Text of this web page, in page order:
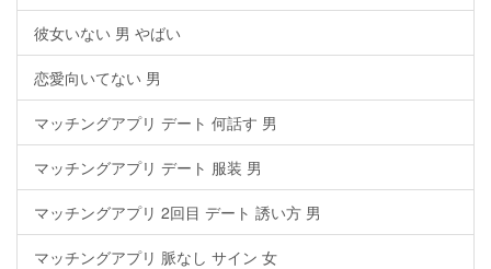
彼女いない 男 やばい
恋愛向いてない 男
マッチングアプリ デート 何話す 男
マッチングアプリ デート 服装 男
マッチングアプリ 2回目 デート 誘い方 男
マッチングアプリ 脈なし サイン 女